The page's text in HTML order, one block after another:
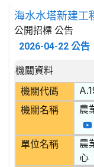
海水水塔新建工
公開招標 公告
2026-04-22 公告
招標公告詳細內容
機關資料
機關代碼
機關名稱 農
單位名稱
農
心